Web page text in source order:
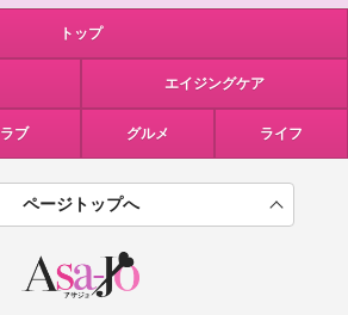
トップ
エイジングケア
ラブ グルメ ライフ
ページトップへ